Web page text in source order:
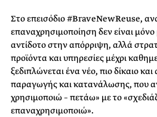
Στο επεισόδιο #BraveNewReuse,
επαναχρησιμοποίηση δεν είναι
αντίδοτο στην απόρριψη, αλλά
προϊόντα και υπηρεσίες μέχρι
ξεδιπλώνεται ένα νέο, πιο δίκαιο
παραγωγής και κατανάλωσης, που
χρησιμοποιώ – πετάω» με το
επαναχρησιμοποιώ».